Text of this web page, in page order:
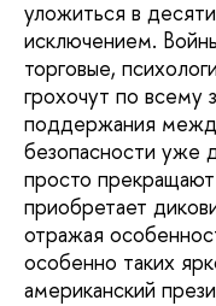
уложиться в
исключением.
торговые,
грохочут по
поддержания
безопасности уже
просто
приобретает
отражая
особенно таких
американский